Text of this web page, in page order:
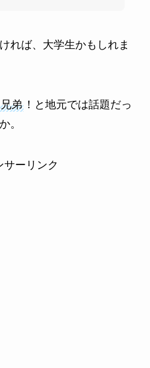
れば、大学生かもしれま
弟！と地元では話題だっ
。
サーリンク